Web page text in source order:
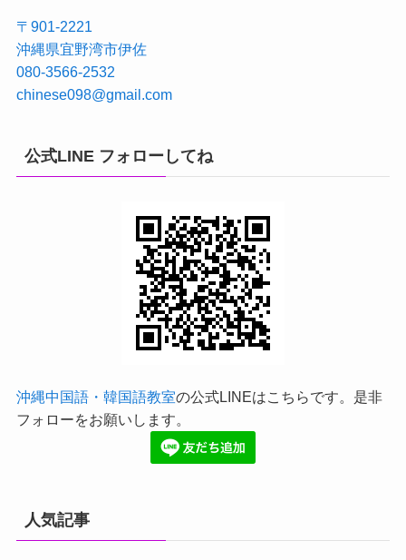
〒901-2221
沖縄県宜野湾市伊佐
080-3566-2532
chinese098@gmail.com
公式LINE フォローしてね
沖縄中国語・韓国語教室の公式LINEはこちらです。是非
フォローをお願いします。
人気記事